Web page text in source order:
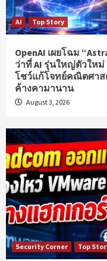
AI Top Story
OpenAI เผยโฉม
ว่าที่ AI รุ่นใหญ่ตัวใหม่
โชว์แก้โจทย์คณิตศาส
ค้างคามานาน
August 3, 2026
Security Corner Top